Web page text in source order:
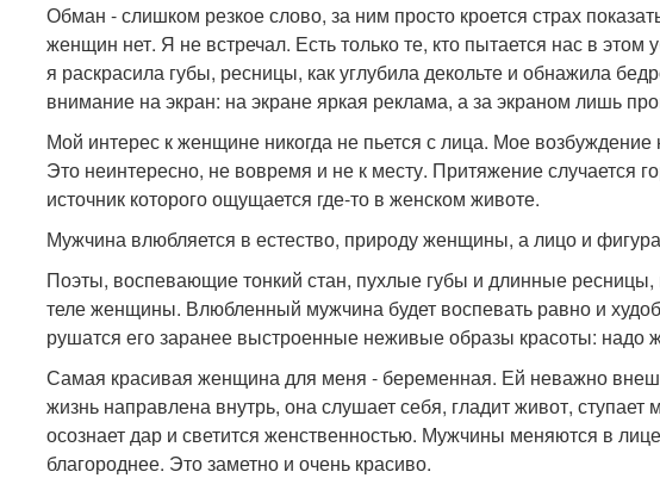
Обман - слишком резкое слово, за ним просто кроется страх
женщин нет. Я не встречал. Есть только те, кто пытается нас в
я раскрасила губы, ресницы, как углубила декольте и обнажила
внимание на экран: на экране яркая реклама, а за экраном лишь
Мой интерес к женщине никогда не пьется с лица. Мое
Это неинтересно, не вовремя и не к месту. Притяжение случается
источник которого ощущается где-то в женском животе.
Мужчина влюбляется в естество, природу женщины, а лицо и
Поэты, воспевающие тонкий стан, пухлые губы и длинные ресницы,
теле женщины. Влюбленный мужчина будет воспевать равно и
рушатся его заранее выстроенные неживые образы красоты: надо
Самая красивая женщина для меня - беременная. Ей неважно
жизнь направлена внутрь, она слушает себя, гладит живот,
осознает дар и светится женственностью. Мужчины меняются в
благороднее. Это заметно и очень красиво.